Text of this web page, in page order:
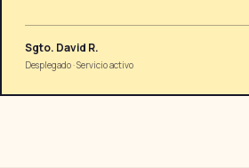
Sgto. David R.
Desplegado·Servicio activo